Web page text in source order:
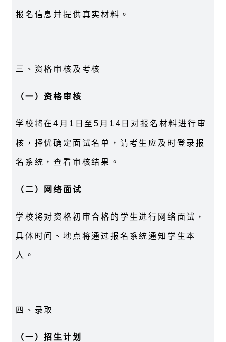
报名信息并提供真实材料。
三、资格审核及考核
（ 一）资格审核
学校将在4月1日至5月14日对报名材料进行审
核，择优确定面试名单，请考生应及时登录报
名系统，查看审核结果。
（ 二）网络面试
学校将对资格初审合格的学生进行网络面试，
具体时间、地点将通过报名系统通知学生本
人。
四、录取
（ 一）招生计划